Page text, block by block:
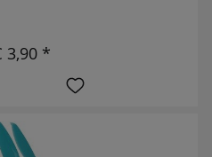
3,90 *